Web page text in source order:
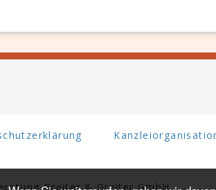
Greiter & Greiter GmbH.